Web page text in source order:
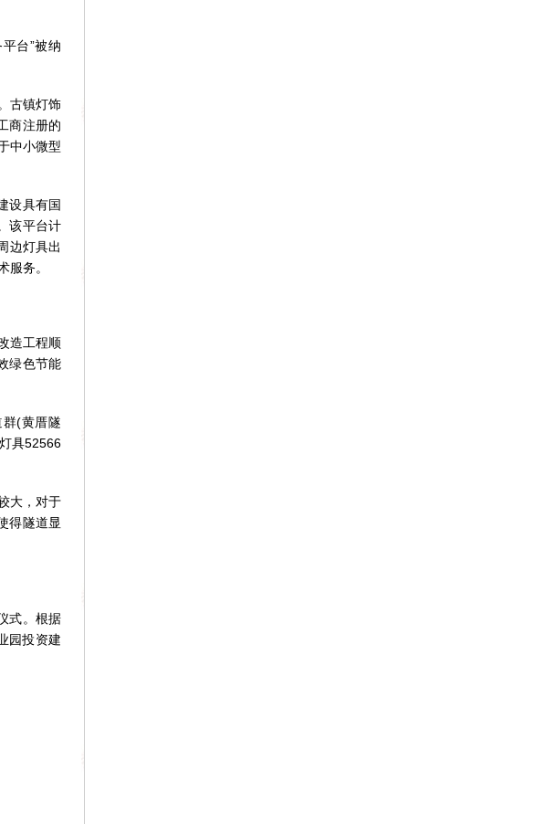
台”被纳
古镇灯饰
商注册的
中小微型
设具有国
该平台计
边灯具出
服务。
造工程顺
绿色节能
(黄厝隧
具52566
大，对于
得隧道显
式。根据
园投资建